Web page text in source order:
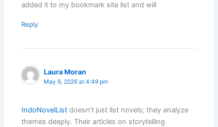
added it to my bookmark site list and will
Reply
Laura Moran
May 9, 2026 at 4:49 pm
IndoNovelList doesn’t just list novels; they analyze
themes deeply. Their articles on storytelling